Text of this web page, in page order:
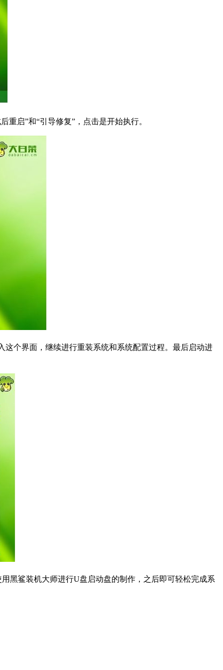
重启”和“引导修复”，点击是开始执行。
个界面，继续进行重装系统和系统配置过程。最后启动进
黑鲨装机大师进行U盘启动盘的制作，之后即可轻松完成系